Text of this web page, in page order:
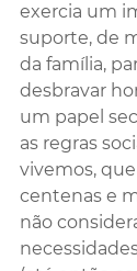
exercia um
suporte, de
da família,
desbravar
um papel
as regras
vivemos,
centenas e
não